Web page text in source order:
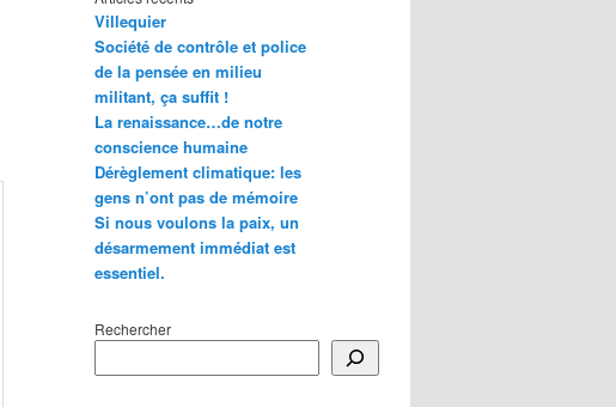
Villequier
Société de contrôle et police
de la pensée en milieu
militant, ça suffit !
La renaissance…de notre
conscience humaine
Dérèglement climatique: les
gens n’ont pas de mémoire
Si nous voulons la paix, un
désarmement immédiat est
essentiel.
Rechercher